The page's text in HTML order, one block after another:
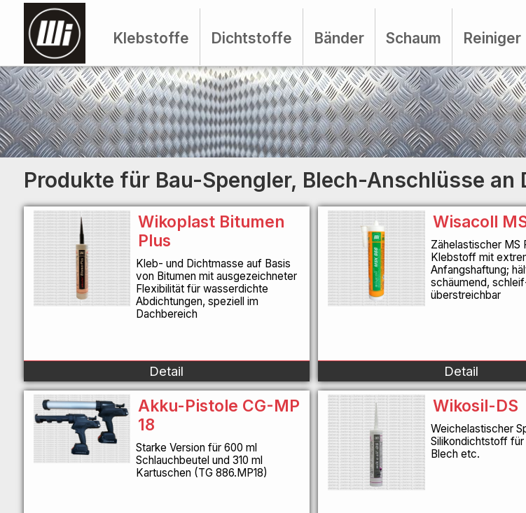
Klebstoffe Dichtstoffe Bänder Schaum Reiniger
Produkte für Bau-Spengler, Blech-Anschlüsse an
Wikoplast Bitumen
Plus
Kleb- und Dichtmasse auf Basis
von Bitumen mit ausgezeichneter
Flexibilität für wasserdichte
Abdichtungen, speziell im
Dachbereich
Detail
Wisacoll
Zähelastischer MS
Klebstoff mit
Anfangshaftung;
schäumend,
überstreichbar
Detail
Akku-Pistole CG-MP
18
Starke Version für 600 ml
Schlauchbeutel und 310 ml
Kartuschen (TG 886.MP18)
Wikosil-DS
Weichelastischer
Silikondichtstoff
Blech etc.